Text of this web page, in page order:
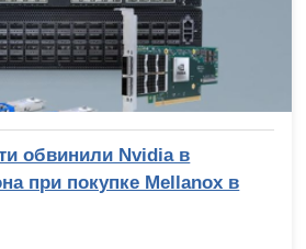
обвинили Nvidia в
при покупке Mellanox в